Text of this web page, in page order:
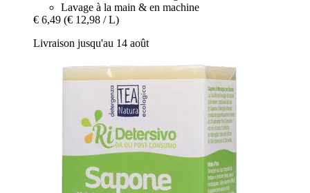
Lavage à la main & en machine
€ 6,49 (€ 12,98 / L)
Livraison jusqu'au 14 août